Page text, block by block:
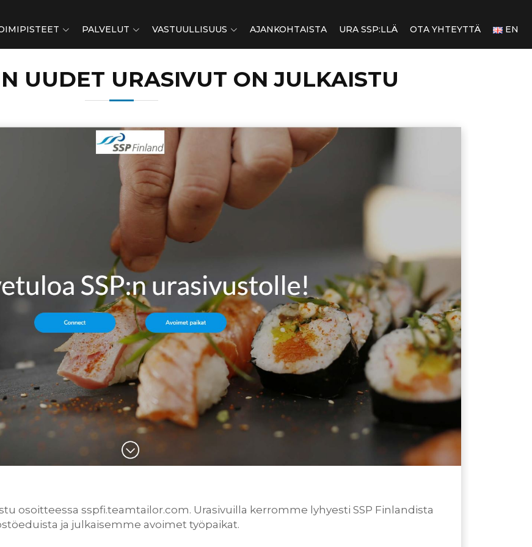
PALVELUT VASTUULLISUUS AJANKOHTAISTA URA SSP:LLÄ OTA YHTEYTTÄ EN
UUDET URASIVUT ON JULKAISTU
osoitteessa sspfi.teamtailor.com. Urasivuilla kerromme lyhyesti SSP Finlandista
ja julkaisemme avoimet työpaikat.